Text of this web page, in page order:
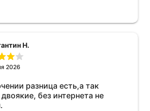
Н.
2026
разница есть,а так
без интернета не